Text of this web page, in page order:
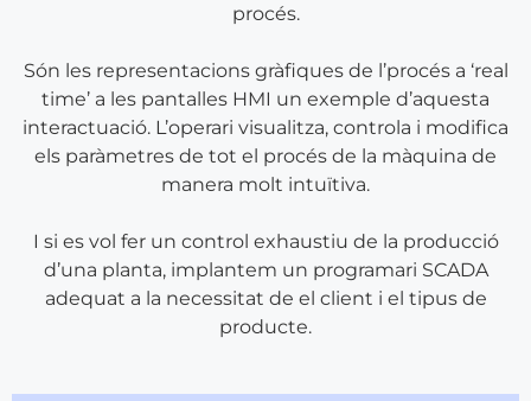
procés.
Són les representacions gràfiques de l’procés a ‘real
time’ a les pantalles HMI un exemple d’aquesta
interactuació. L’operari visualitza, controla i modifica
els paràmetres de tot el procés de la màquina de
manera molt intuïtiva.
I si es vol fer un control exhaustiu de la producció
d’una planta, implantem un programari SCADA
adequat a la necessitat de el client i el tipus de
producte.